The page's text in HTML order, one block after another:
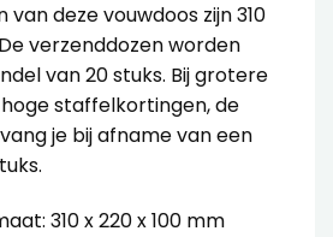
deze vouwdoos zijn 310
verzenddozen worden
van 20 stuks. Bij grotere
staffelkortingen, de
je bij afname van een
310 x 220 x 100 mm